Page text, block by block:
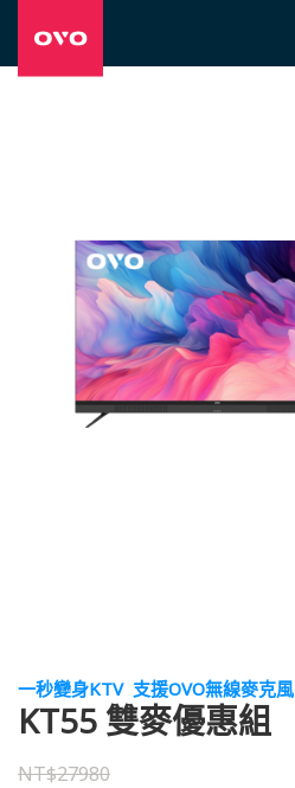
一秒變身KTV 支援OVO無線麥克風
KT55 雙麥優惠組
NT$27980